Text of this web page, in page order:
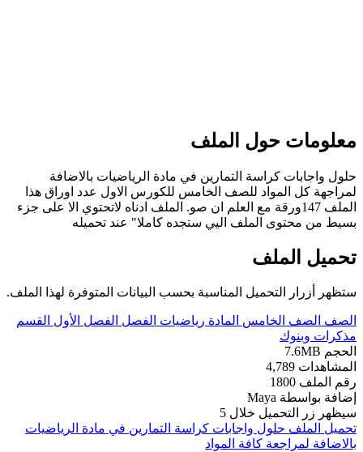
حول الملف
واجابات كراسة التمارين في مادة الرياضيات بالاضافة
كل المواد للصف الخامس للكورس الاول عدد اوراق هذا
الملف 147ورقة مع العلم ان صو. الملف ادناه لاتحتوي الا على جزء
من محتوى الملف اليي ستجده كاملا" عند تحميله
الملف
أزرار التحميل المناسبة بحسب البيانات المتوفرة لهذا الملف.
الصف الخامس المادة رياضيات الفصل الفصل الأول القسم
وبنوك
7.6MB
4,789
الملف 1800
بواسطة Maya
زر التحميل خلال 5
الملف حلول واجابات كراسة التمارين في مادة الرياضيات
لمراجعة كافة المواد